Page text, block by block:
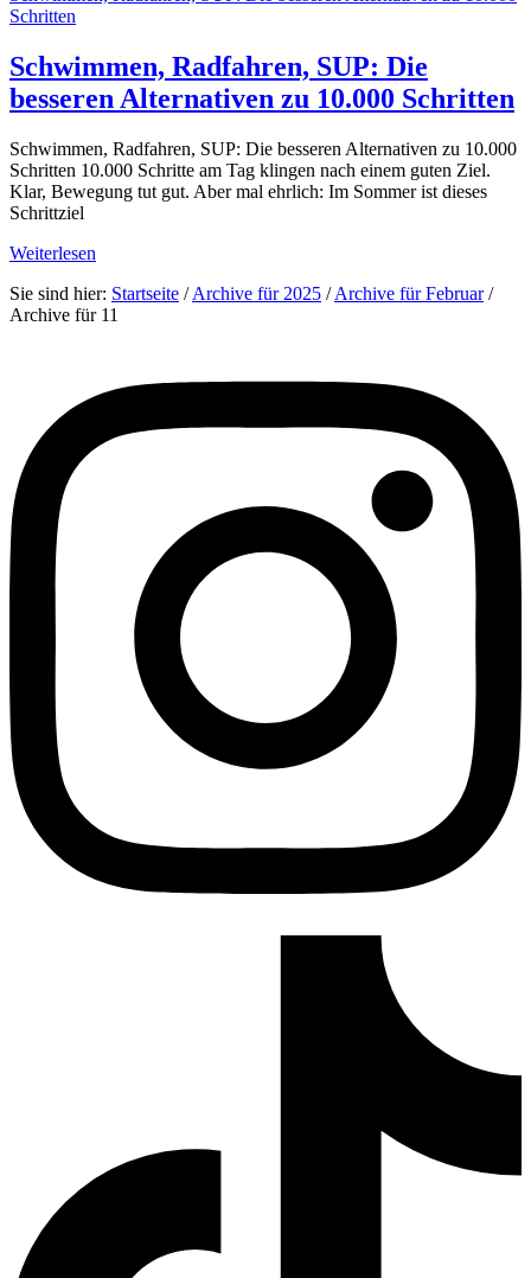
Schritten
Schwimmen, Radfahren, SUP: Die
besseren Alternativen zu 10.000 Schritten
Schwimmen, Radfahren, SUP: Die besseren Alternativen zu 10.000
Schritten 10.000 Schritte am Tag klingen nach einem guten Ziel.
Klar, Bewegung tut gut. Aber mal ehrlich: Im Sommer ist dieses
Schrittziel
Weiterlesen
Sie sind hier: Startseite /Archive für 2025 /Archive für Februar/
Archive für 11